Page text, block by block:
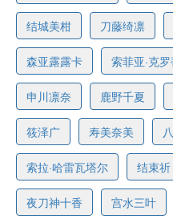
结城美柑 刀藤绮凛
森亚露露卡 索菲亚·克
申川凛奈 鹿野千夏
筱泽广 寿美奈美
索拉·哈雷瓦塔尔 结束祈
夜刀神十香 宫水三叶